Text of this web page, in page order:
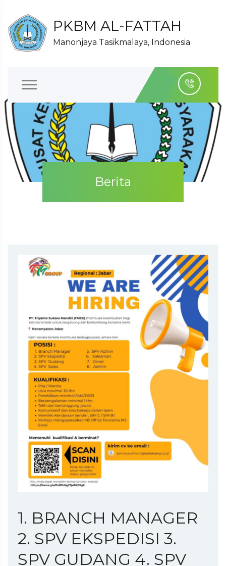
PKBM AL-FATTAH
Manonjaya Tasikmalaya, Indonesia
Berita
1. BRANCH MANAGER
2. SPV EKSPEDISI 3.
SPV GUDANG 4. SPV